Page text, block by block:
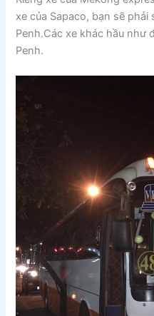
xe của Sapaco, bạn sẽ phải
Penh.Các xe khác hầu như
Penh.